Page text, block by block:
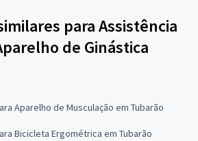
para Assistência
de Ginástica
Aparelho de Musculação em Tubarão
Bicicleta Ergométrica em Tubarão